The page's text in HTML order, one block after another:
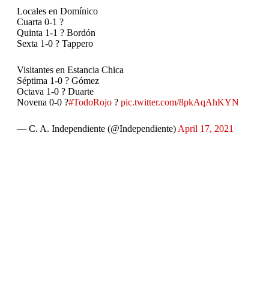
Locales en Domínico
Cuarta 0-1 ?
Quinta 1-1 ? Bordón
Sexta 1-0 ? Tappero
Visitantes en Estancia Chica
Séptima 1-0 ? Gómez
Octava 1-0 ? Duarte
Novena 0-0 ?#TodoRojo? pic.twitter.com/8pkAqAhKYN
— C. A. Independiente (@Independiente) April 17, 2021